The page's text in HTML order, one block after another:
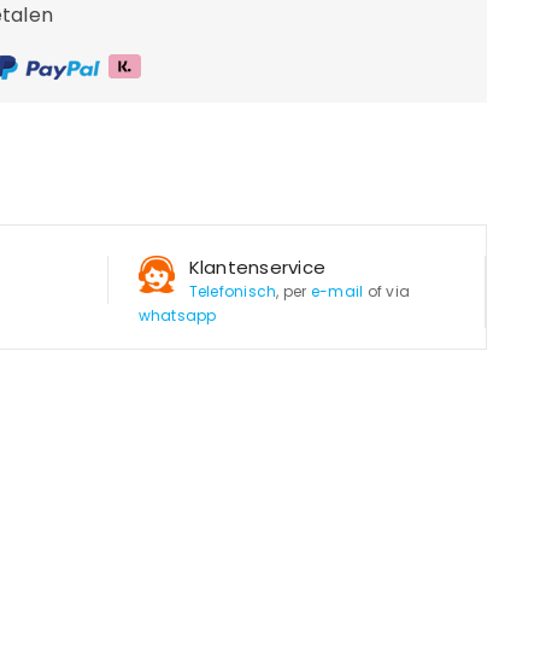
Klantenservice
Telefonisch, per e-mail of via
whatsapp